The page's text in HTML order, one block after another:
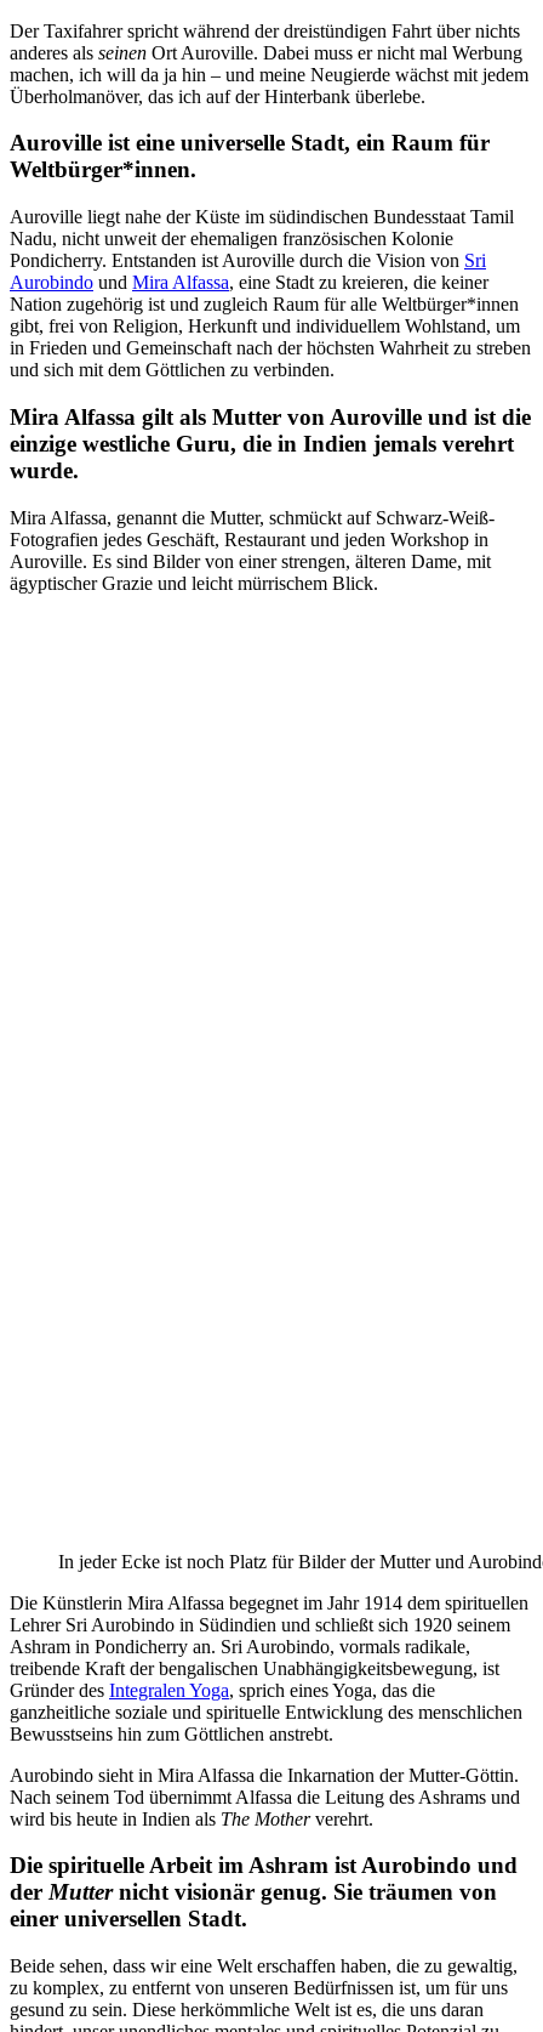
Der Taxifahrer spricht während der dreistündigen Fahrt über nichts
anderes als seinen Ort Auroville. Dabei muss er nicht mal Werbung
machen, ich will da ja hin – und meine Neugierde wächst mit jedem
Überholmanöver, das ich auf der Hinterbank überlebe.
Auroville ist eine universelle Stadt, ein Raum für
Weltbürger*innen.
Auroville liegt nahe der Küste im südindischen Bundesstaat Tamil
Nadu, nicht unweit der ehemaligen französischen Kolonie
Pondicherry. Entstanden ist Auroville durch die Vision von Sri
Aurobindo und Mira Alfassa, eine Stadt zu kreieren, die keiner
Nation zugehörig ist und zugleich Raum für alle Weltbürger*innen
gibt, frei von Religion, Herkunft und individuellem Wohlstand, um
in Frieden und Gemeinschaft nach der höchsten Wahrheit zu streben
und sich mit dem Göttlichen zu verbinden.
Mira Alfassa gilt als Mutter von Auroville und ist die
einzige westliche Guru, die in Indien jemals verehrt
wurde.
Mira Alfassa, genannt die Mutter, schmückt auf Schwarz-Weiß-
Fotografien jedes Geschäft, Restaurant und jeden Workshop in
Auroville. Es sind Bilder von einer strengen, älteren Dame, mit
ägyptischer Grazie und leicht mürrischem Blick.
In jeder Ecke ist noch Platz für Bilder der Mutter und
Die Künstlerin Mira Alfassa begegnet im Jahr 1914 dem spirituellen
Lehrer Sri Aurobindo in Südindien und schließt sich 1920 seinem
Ashram in Pondicherry an. Sri Aurobindo, vormals radikale,
treibende Kraft der bengalischen Unabhängigkeitsbewegung, ist
Gründer des Integralen Yoga, sprich eines Yoga, das die
ganzheitliche soziale und spirituelle Entwicklung des menschlichen
Bewusstseins hin zum Göttlichen anstrebt.
Aurobindo sieht in Mira Alfassa die Inkarnation der Mutter-Göttin.
Nach seinem Tod übernimmt Alfassa die Leitung des Ashrams und
wird bis heute in Indien als The Motherverehrt.
Die spirituelle Arbeit im Ashram ist Aurobindo und
derMutternicht visionär genug. Sie träumen von
einer universellen Stadt.
Beide sehen, dass wir eine Welt erschaffen haben, die zu gewaltig,
zu komplex, zu entfernt von unseren Bedürfnissen ist, um für uns
gesund zu sein. Diese herkömmliche Welt ist es, die uns daran